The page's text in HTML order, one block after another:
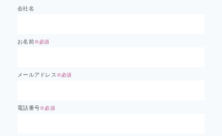
会社名
お名前※必須
メールアドレス ※必須
電話番号※必須